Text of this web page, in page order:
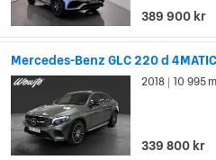
389 900 kr
Mercedes-Benz GLC 220 d
2018 10 995
339 800 kr